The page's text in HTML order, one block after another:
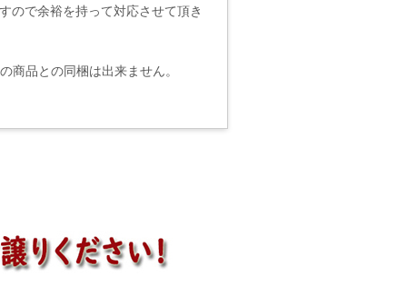
ので余裕を持って対応させて頂き
品との同梱は出来ません。